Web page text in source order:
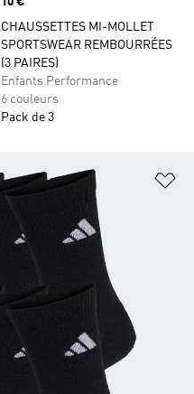
CHAUSSETTES MI-MOLLET
SPORTSWEAR REMBOURRÉES
(3 PAIRES)
Enfants Performance
6 couleurs
Pack de 3